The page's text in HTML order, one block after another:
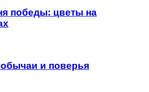
победы: цветы на
и поверья